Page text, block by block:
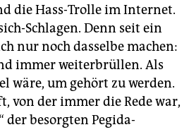
die Hass-Trolle im Internet.
Schlagen. Denn seit ein
nur noch dasselbe machen:
immer weiterbrüllen. Als
wäre, um gehört zu werden.
von der immer die Rede war,
der besorgten Pegida-